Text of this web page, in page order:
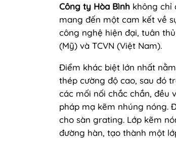
Công ty Hòa Bình không chỉ
mang đến một cam kết về
công nghệ hiện đại, tuân
(Mỹ) và TCVN (Việt Nam).
Điểm khác biệt lớn nhất
thép cường độ cao, sau đó
các mối nối chắc chắn, đều
pháp mạ kẽm nhúng nóng.
cho sàn grating. Lớp kẽm
đường hàn, tạo thành một